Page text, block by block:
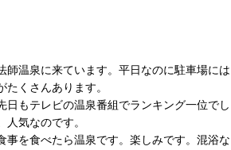
師温泉に来ています。平日なのに駐車場には
たくさんあります。
日もテレビの温泉番組でランキング一位でし
人気なのです。
事を食べたら温泉です。楽しみです。混浴な